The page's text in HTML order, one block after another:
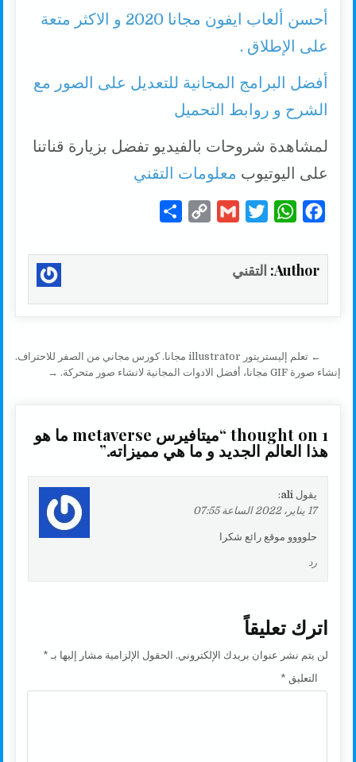
أحسن ألعاب ايفون مجانا 2020 و الاكثر متعة
على الإطلاق .
أفضل البرامج المجانية للتعديل على الصور مع
الشرح و روابط التحميل
لمشاهدة شروحات بالفيديو تفضل بزيارة قناتنا
على اليوتيوب معلومات التقني
c
e
W
a
t
p
i
t
G
a
p
a
Author: التقني
تصفّح المقالات
← تعلم إليستريتور illustrator مجانا. كورس مجاني من الصفر للاحتراف.
إنشاء صورة GIF مجانا، أفضل الادوات المجانية لانشاء صور متحركة. →
1 thought on “ ميتافيرس metaverse ما هو
هذا العالم الجديد و ما هي مميزاته.”
يقول ali
:
17 يناير، 2022 الساعة 07:55
حلوووو موقع رائع شكرا
رد
اترك تعليقاً
لن يتم نشر عنوان بريدك الإلكتروني. الحقول الإلزامية مشار إليها بـ *
التعليق *